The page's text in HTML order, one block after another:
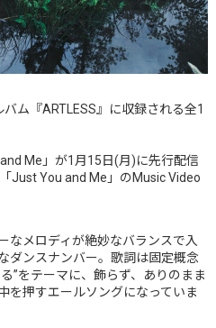
ム『ARTLESS』に収録される全1
Me」が1⽉15⽇(月)に先⾏配信
Just You and Me」のMusic Video
なメロディが絶妙なバランスで入
ダンスナンバー。歌詞は固定概念
”をテーマに、飾らず、ありのまま
を押すエールソングになっていま